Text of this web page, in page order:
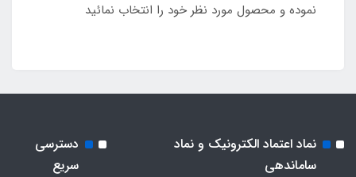
نموده و محصول مورد نظر خود را انتخاب نمائید
نماد اعتماد الکترونیک و نماد
ساماندهی
دسترسی
سریع